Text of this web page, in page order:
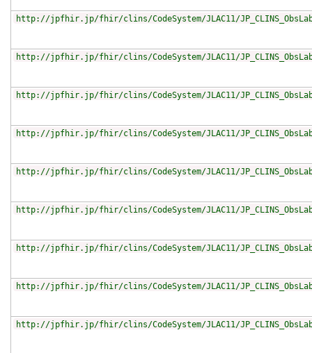
http://jpfhir.jp/fhir/clins/CodeSystem/JLAC11/
http://jpfhir.jp/fhir/clins/CodeSystem/JLAC11/
http://jpfhir.jp/fhir/clins/CodeSystem/JLAC11/
http://jpfhir.jp/fhir/clins/CodeSystem/JLAC11/
http://jpfhir.jp/fhir/clins/CodeSystem/JLAC11/
http://jpfhir.jp/fhir/clins/CodeSystem/JLAC11/
http://jpfhir.jp/fhir/clins/CodeSystem/JLAC11/
http://jpfhir.jp/fhir/clins/CodeSystem/JLAC11/
http://jpfhir.jp/fhir/clins/CodeSystem/JLAC11/